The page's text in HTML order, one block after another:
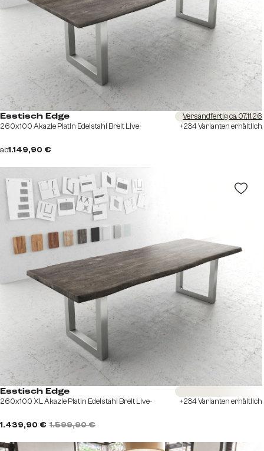
Esstisch Edge
260x100 Akazie Platin Edelstahl Breit Live-
ab1.149,90 €
Versandfertig ca. 07.11.26
+234 Varianten erhältlich
Esstisch Edge
260x100 XL Akazie Platin Edelstahl Breit Live-
1.439,90 € 1.599,90 €
+234 Varianten erhältlich